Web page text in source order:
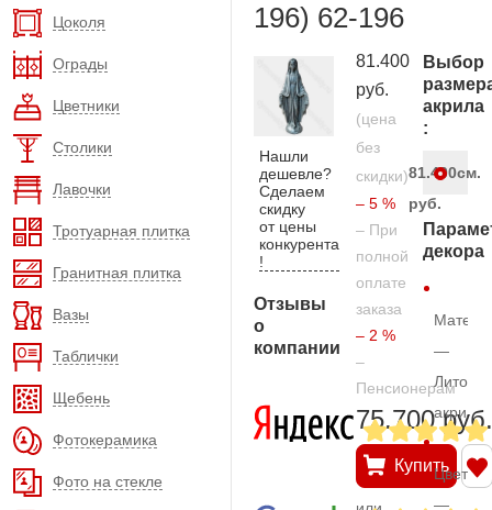
Цоколя
Ограды
Цветники
Столики
Лавочки
Тротуарная плитка
Гранитная плитка
Вазы
Таблички
Щебень
Фотокерамика
Фото на стекле
196) 62-196
Нашли
дешевле?
Сделаем
скидку
от цены
конкурента
!
Отзывы
о
компании
81.400
руб.
(цена
без
скидки)
– 5 %
– При
полной
оплате
заказа
– 2 %
–
Пенсионерам
75.700 руб.
Купить
Выбор
акрила
:
81.400
руб.
см.
декора
—
Литой
акрил
Цвет
—